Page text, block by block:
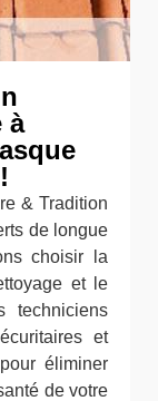
à
& Tradition
de longue
choisir la
et le
techniciens
et
éliminer
de votre